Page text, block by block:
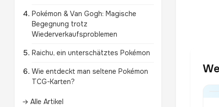
Pokémon & Van Gogh: Magische
Begegnung trotz
Wiederverkaufsproblemen
Raichu, ein unterschätztes Pokémon
Wie entdeckt man seltene Pokémon
TCG-Karten?
→ Alle Artikel